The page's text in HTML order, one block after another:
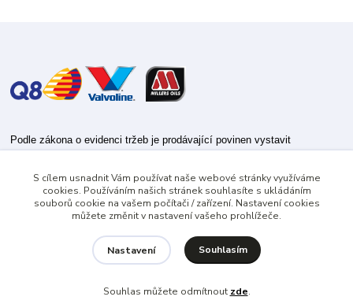
Podle zákona o evidenci tržeb je prodávající povinen vystavit
Zároveň je povinen zaevidovat přijatou tržbu u správce daně online; v
případě technického výpadku pak nejpozději do 48 hodin.
S cílem usnadnit Vám používat naše webové stránky využíváme
cookies. Používáním našich stránek souhlasíte s ukládáním
souborů cookie na vašem počítači / zařízení. Nastavení cookies
můžete změnit v nastavení vašeho prohlížeče.
Nastavení Souhlasím
Souhlas můžete odmítnout zde.